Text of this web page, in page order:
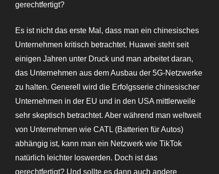
gerechtfertigt?
Es ist nicht das erste Mal, dass man ein chinesisches
Unternehmen kritisch betrachtet. Huawei steht seit
einigen Jahren unter Druck und man arbeitet daran,
das Unternehmen aus dem Ausbau der 5G-Netzwerke
zu halten. Generell wird die Erfolgsserie chinesischer
Unternehmen in der EU und in den USA mittlerweile
sehr skeptisch betrachtet. Aber während man weltweit
von Unternehmen wie CATL (Batterien für Autos)
abhängig ist, kann man ein Netzwerk wie TikTok
natürlich leichter loswerden. Doch ist das
gerechtfertigt? Und sollte es dann auch andere